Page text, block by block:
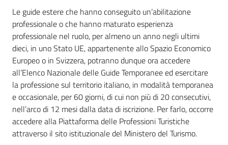
Le guide estere che hanno conseguito un’abilitazione
professionale o che hanno maturato esperienza
professionale nel ruolo, per almeno un anno negli ultimi
dieci, in uno Stato UE, appartenente allo Spazio Economico
Europeo o in Svizzera, potranno dunque ora accedere
all’Elenco Nazionale delle Guide Temporanee ed esercitare
la professione sul territorio italiano, in modalità temporanea
e occasionale, per 60 giorni, di cui non più di 20 consecutivi,
nell’arco di 12 mesi dalla data di iscrizione. Per farlo, occorre
accedere alla Piattaforma delle Professioni Turistiche
attraverso il sito istituzionale del Ministero del Turismo.